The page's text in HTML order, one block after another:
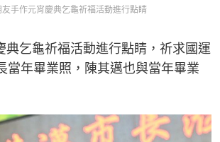
手作元宵慶典乞龜祈福活動進行點睛
乞龜祈福活動進行點睛，祈求國運
當年畢業照，陳其邁也與當年畢業